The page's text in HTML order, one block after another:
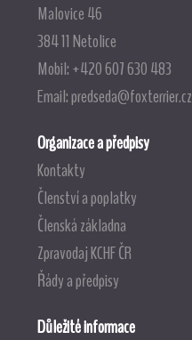
Malovice 46
384 11 Netolice
Mobil: +420 607 630 483
Email:predseda@foxterrier.cz
Organizace a předpisy
Kontakty
Členství a poplatky
Členská základna
Zpravodaj KCHF ČR
Řády a předpisy
Důležité informace